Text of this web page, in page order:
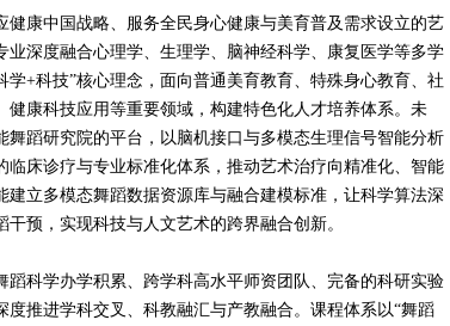
康中国战略、服务全民身心健康与美育普及需求设立的艺
业深度融合心理学、生理学、脑神经科学、康复医学等多学
学+科技”核心理念，面向普通美育教育、特殊身心教育、社
健康科技应用等重要领域，构建特色化人才培养体系。未
舞蹈研究院的平台，以脑机接口与多模态生理信号智能分析
临床诊疗与专业标准化体系，推动艺术治疗向精准化、智能
建立多模态舞蹈数据资源库与融合建模标准，让科学算法深
预，实现科技与人文艺术的跨界融合创新。
科学办学积累、跨学科高水平师资团队、完备的科研实验
度推进学科交叉、科教融汇与产教融合。课程体系以“舞蹈